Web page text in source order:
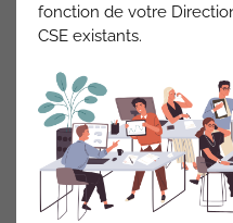
À
N’oubliez pas de
le plus rapidement
fonction de votre
CSE existants.